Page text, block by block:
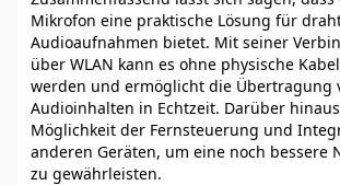
Mikrofon eine praktische Lösung für
Audioaufnahmen bietet. Mit seiner
über WLAN kann es ohne physische
werden und ermöglicht die Übertragung
Audioinhalten in Echtzeit. Darüber
Möglichkeit der Fernsteuerung und
anderen Geräten, um eine noch bessere
zu gewährleisten.